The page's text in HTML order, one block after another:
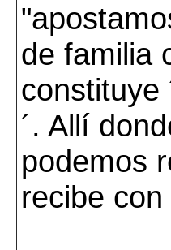
de familia
constituye
´. Allí
podemos
recibe